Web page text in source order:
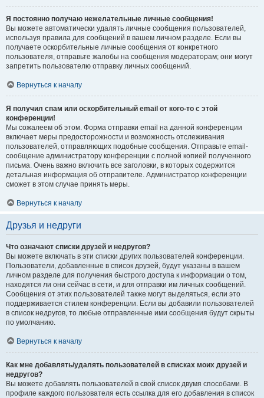
Я постоянно получаю нежелательные личные сообщения!
Вы можете автоматически удалять личные сообщения пользователей,
используя правила для сообщений в вашем личном разделе. Если вы
получаете оскорбительные личные сообщения от конкретного
пользователя, отправьте жалобы на сообщения модераторам; они могут
запретить пользователю отправку личных сообщений.
Вернуться к началу
Я получил спам или оскорбительный email от кого-то с этой
конференции!
Мы сожалеем об этом. Форма отправки email на данной конференции
включает меры предосторожности и возможность отслеживания
пользователей, отправляющих подобные сообщения. Отправьте email-
сообщение администратору конференции с полной копией полученного
письма. Очень важно включить все заголовки, в которых содержится
детальная информация об отправителе. Администратор конференции
сможет в этом случае принять меры.
Вернуться к началу
Друзья и недруги
Что означают списки друзей и недругов?
Вы можете включать в эти списки других пользователей конференции.
Пользователи, добавленные в список друзей, будут указаны в вашем
личном разделе для получения быстрого доступа к информации о том,
находятся ли они сейчас в сети, и для отправки им личных сообщений.
Сообщения от этих пользователей также могут выделяться, если это
поддерживается стилем конференции. Если вы добавили пользователей
в список недругов, то любые отправленные ими сообщения будут скрыты
по умолчанию.
Вернуться к началу
Как мне добавлять/удалять пользователей в списках моих друзей и
недругов?
Вы можете добавлять пользователей в свой список двумя способами. В
профиле каждого пользователя есть ссылка для его добавления в список